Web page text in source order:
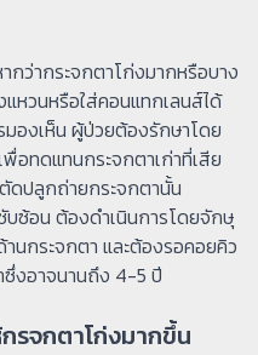
ากระจกตาโก่งมากหรือบาง
หวนหรือใส่คอนแทกเลนส์ได้
องเห็น ผู้ป่วยต้องรักษาโดย
อทดแทนกระจกตาเก่าที่เสีย
ดปลูกถ่ายกระจกตานั้น
บซ้อน ต้องดำเนินการโดยจักษุ
นกระจกตา และต้องรอคอยคิว
งอาจนานถึง 4-5 ปี
รจกตาโก่งมากขึ้น